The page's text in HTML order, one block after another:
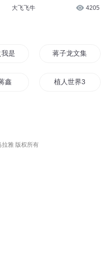
大飞飞牛 4205
是蒋纬国 蒋子龙文集12人
鑫 植人世界3
拉雅 版权所有